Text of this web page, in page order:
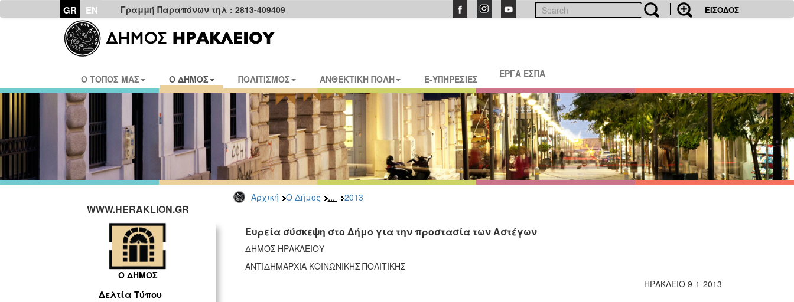
GR EN Γραμμή Παραπόνων τηλ : 2813-409409 ΕΙΣΟΔΟΣ
Ο ΤΟΠΟΣ ΜΑΣ Ο ΔΗΜΟΣ ΠΟΛΙΤΙΣΜΟΣ ΑΝΘΕΚΤΙΚΗ ΠΟΛΗ E-ΥΠΗΡΕΣΙΕΣ ΕΡΓΑ ΕΣΠΑ
Αρχική Ο Δήμος ... 2013
WWW.HERAKLION.GR
Ο ΔΗΜΟΣ
Δελτία Τύπου
Eυρεία σύσκεψη στο Δήμο για την προστασία των Αστέγων
ΔΗΜΟΣ ΗΡΑΚΛΕΙΟΥ
ΑΝΤΙΔΗΜΑΡΧΙΑ ΚΟΙΝΩΝΙΚΗΣ ΠΟΛΙΤΙΚΗΣ
ΗΡΑΚΛΕΙΟ 9-1-2013